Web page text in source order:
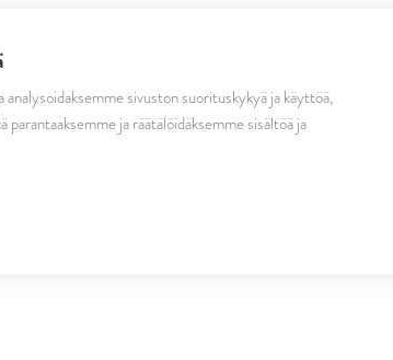
SEURAA MEITÄ
sivuston suorituskykyä ja käyttöä,
ja räätälöidäksemme sisältöä ja